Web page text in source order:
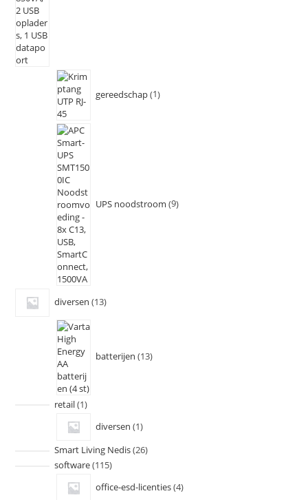
gereedschap 1
UPS noodstroom 9
diversen 13
batterijen 13
retail 1
diversen 1
Smart Living Nedis 26
software 115
office-esd-licenties 4